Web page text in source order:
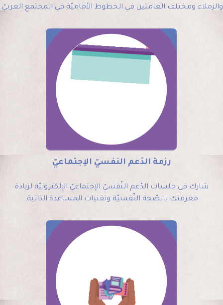
والزملاء ومختلف العاملين في الخطوط الأماميّة في المجتمع العربيّ.
رزمة الدّعم النفسيّ الإجتماعيّ
شارك في جلسات الدّعم النّفسيّ الإجتماعيّ الإلكترونيّة لزيادة
معرفتك بالصّحة النّفسيّة وتقنيات المساعدة الذاتية.